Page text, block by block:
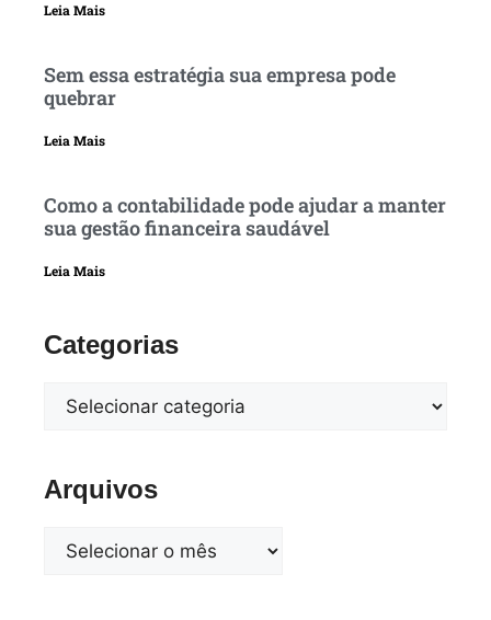
Leia Mais
Sem essa estratégia sua empresa pode
quebrar
Leia Mais
Como a contabilidade pode ajudar a manter
sua gestão financeira saudável
Leia Mais
Categorias
Arquivos